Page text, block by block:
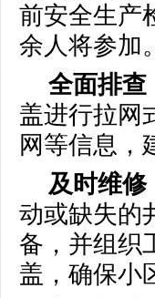
前安全生产
余人将参加
全面排查
盖进行拉网
网等信息，
及时维
动或缺失的
备，并组织
盖，确保小